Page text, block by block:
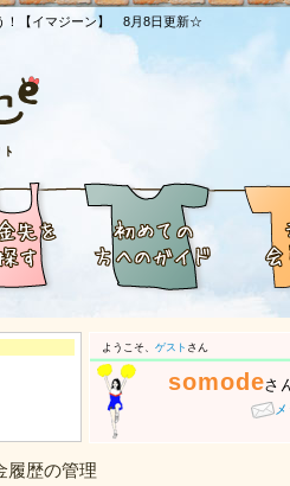
！【イマジーン】 8月8日更新☆
ようこそ、 ゲスト さん
somodeさ
履歴の管理